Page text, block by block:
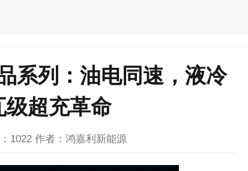
系列：油电同速，液冷
超充革命
1022 作者：鸿嘉利新能源